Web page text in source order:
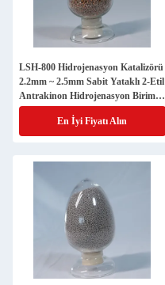
LSH-800 Hidrojenasyon Katalizörü
2.2mm ~ 2.5mm Sabit Yataklı 2-Etil
Antrakinon Hidrojenasyon Birimi
için
En İyi Fiyatı Alın